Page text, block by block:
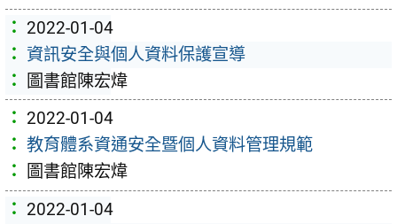
2022-01-04
資訊安全與個人資料保護宣導
圖書館陳宏煒
2022-01-04
教育體系資通安全暨個人資料管理規範
圖書館陳宏煒
2022-01-04